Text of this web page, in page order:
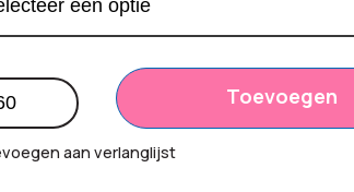
9,50
Toevoegen
aan verlanglijst